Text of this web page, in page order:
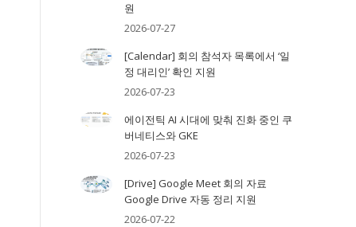
원
2026-07-27
[Calendar] 회의 참석자 목록에서 ‘일
정 대리인’ 확인 지원
2026-07-23
에이전틱 AI 시대에 맞춰 진화 중인 쿠
버네티스와 GKE
2026-07-23
[Drive] Google Meet 회의 자료
Google Drive 자동 정리 지원
2026-07-22